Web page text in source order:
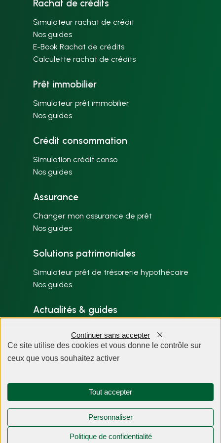
Rachat de crédits
Simulateur rachat de crédit
Nos guides
E-Book Rachat de crédits
Calculette rachat de crédits
Prêt immobilier
Simulateur prêt immobilier
Nos guides
Crédit consommation
Simulation crédit conso
Nos guides
Assurance
Changer mon assurance de prêt
Nos guides
Solutions patrimoniales
Simulateur prêt de trésorerie hypothécaire
Nos guides
Actualités & guides
Plan du site
Ce site utilise des cookies et vous donne le contrôle sur
ceux que vous souhaitez activer
Tout accepter
Continuer sans accepter
Personnaliser
Politique de confidentialité